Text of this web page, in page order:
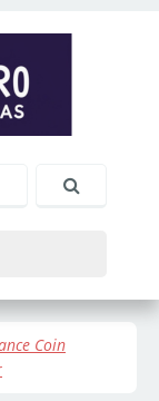
Coin